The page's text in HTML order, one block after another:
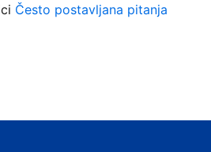
Često postavljana pitanja